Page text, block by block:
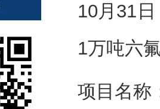
10月31
1万吨六
项目名称